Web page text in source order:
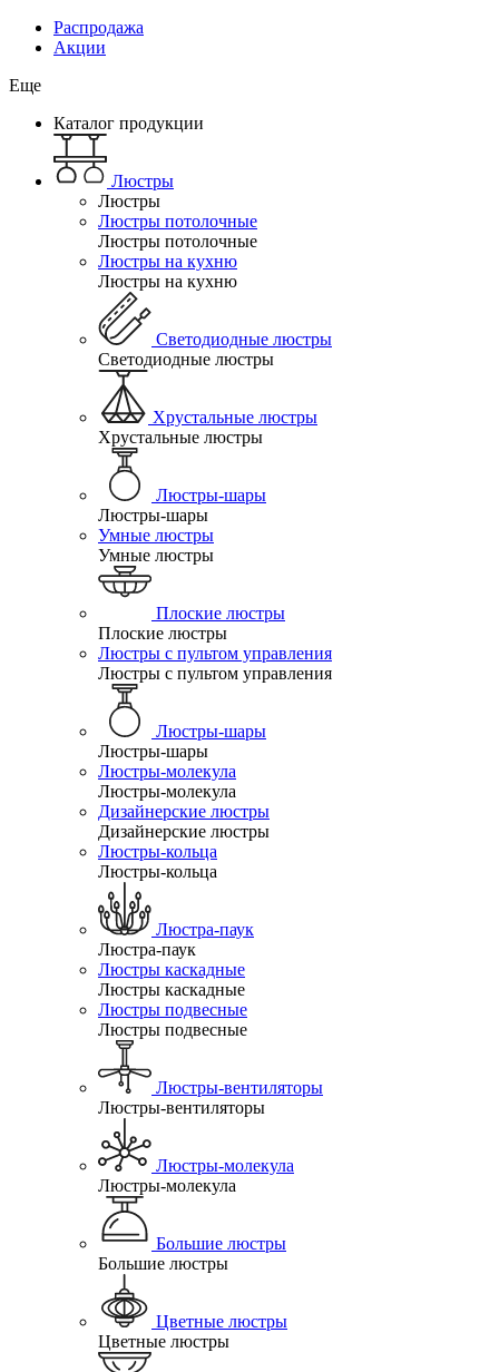
Распродажа
Акции
Еще
Каталог продукции
Люстры
Люстры
Люстры потолочные
Люстры потолочные
Люстры на кухню
Люстры на кухню
Светодиодные люстры
Светодиодные люстры
Хрустальные люстры
Хрустальные люстры
Люстры-шары
Люстры-шары
Умные люстры
Умные люстры
Плоские люстры
Плоские люстры
Люстры с пультом управления
Люстры с пультом управления
Люстры-шары
Люстры-шары
Люстры-молекула
Люстры-молекула
Дизайнерские люстры
Дизайнерские люстры
Люстры-кольца
Люстры-кольца
Люстра-паук
Люстра-паук
Люстры каскадные
Люстры каскадные
Люстры подвесные
Люстры подвесные
Люстры-вентиляторы
Люстры-вентиляторы
Люстры-молекула
Люстры-молекула
Большие люстры
Большие люстры
Цветные люстры
Цветные люстры